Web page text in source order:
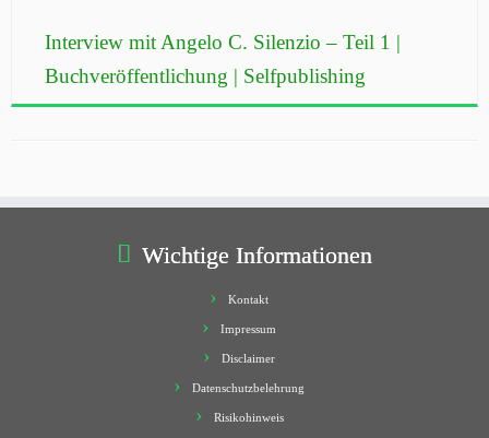
Interview mit Angelo C. Silenzio – Teil 1 |
Buchveröffentlichung | Selfpublishing
Wichtige Informationen
Kontakt
Impressum
Disclaimer
Datenschutzbelehrung
Risikohinweis